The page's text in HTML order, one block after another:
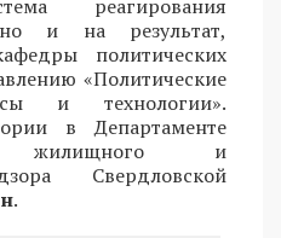
реагирования
и на результат,
политических
«Политические
и технологии».
в Департаменте
жилищного и
Свердловской
.